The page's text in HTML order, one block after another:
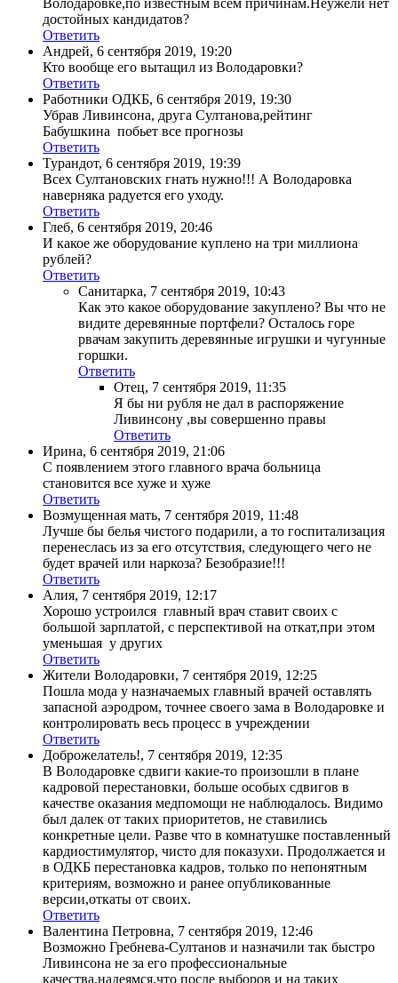
достойных кандидатов?
Ответить
Андрей, 6 сентября 2019, 19:20
Кто вообще его вытащил из Володаровки?
Ответить
Работники ОДКБ, 6 сентября 2019, 19:30
Убрав Ливинсона, друга Султанова,рейтинг
Бабушкина побьет все прогнозы
Ответить
Турандот, 6 сентября 2019, 19:39
Всех Султановских гнать нужно!!! А Володаровка
наверняка радуется его уходу.
Ответить
Глеб, 6 сентября 2019, 20:46
И какое же оборудование куплено на три миллиона
рублей?
Ответить
Санитарка, 7 сентября 2019, 10:43
Как это какое оборудование закуплено? Вы что не
видите деревянные портфели? Осталось горе
рвачам закупить деревянные игрушки и чугунные
горшки.
Ответить
Отец, 7 сентября 2019, 11:35
Я бы ни рубля не дал в распоряжение
Ливинсону ,вы совершенно правы
Ответить
Ирина, 6 сентября 2019, 21:06
С появлением этого главного врача больница
становится все хуже и хуже
Ответить
Возмущенная мать, 7 сентября 2019, 11:48
Лучше бы белья чистого подарили, а то госпитализация
перенеслась из за его отсутствия, следующего чего не
будет врачей или наркоза? Безобразие!!!
Ответить
Алия, 7 сентября 2019, 12:17
Хорошо устроился главный врач ставит своих с
большой зарплатой, с перспективой на откат,при этом
уменьшая у других
Ответить
Жители Володаровки, 7 сентября 2019, 12:25
Пошла мода у назначаемых главный врачей оставлять
запасной аэродром, точнее своего зама в Володаровке и
контролировать весь процесс в учреждении
Ответить
Доброжелатель!, 7 сентября 2019, 12:35
В Володаровке сдвиги какие-то произошли в плане
кадровой перестановки, больше особых сдвигов в
качестве оказания медпомощи не наблюдалось. Видимо
был далек от таких приоритетов, не ставились
конкретные цели. Разве что в комнатушке поставленный
кардиостимулятор, чисто для показухи. Продолжается и
в ОДКБ перестановка кадров, только по непонятным
критериям, возможно и ранее опубликованные
версии,откаты от своих.
Ответить
Валентина Петровна, 7 сентября 2019, 12:46
Возможно Гребнева-Султанов и назначили так быстро
Ливинсона не за его профессиональные
качества,надеямся,что после выборов и на таких